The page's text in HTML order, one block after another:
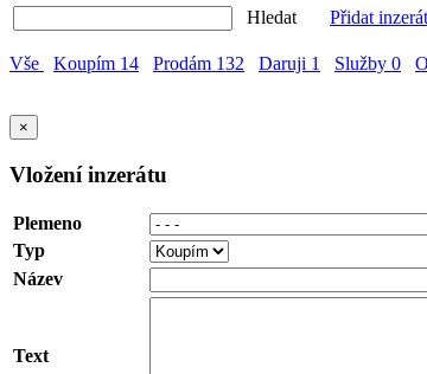
Hledat Přidat inzerát
Vše Koupím 14 Prodám 132 Daruji 1 Služby 0
×
Vložení inzerátu
Plemeno
Typ
Název
Text